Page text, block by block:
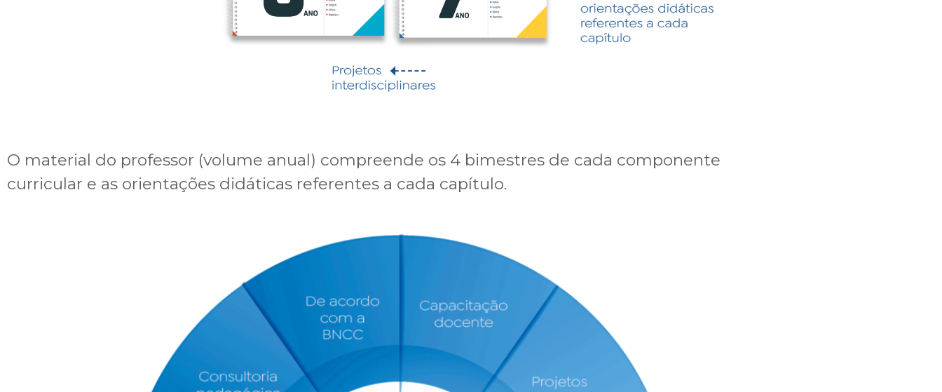
O material do professor (volume anual) compreende os 4 bimestres de cada componente
curricular e as orientações didáticas referentes a cada capítulo.